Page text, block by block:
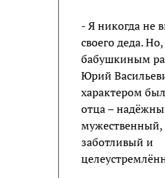
- Я никогда не
своего деда.
бабушкиным
Юрий
характером
отца –
мужественный,
заботливый и